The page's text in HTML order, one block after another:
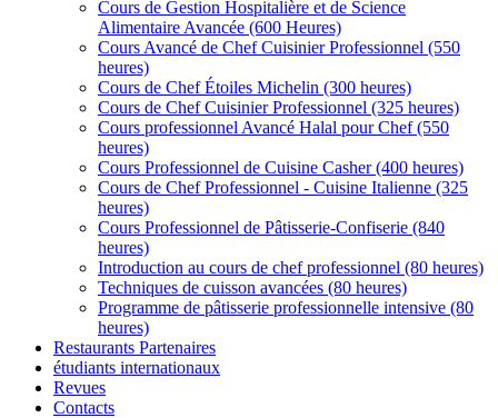
Cours de Gestion Hospitalière et de Science
Alimentaire Avancée (600 Heures)
Cours Avancé de Chef Cuisinier Professionnel (550
heures)
Cours de Chef Étoiles Michelin (300 heures)
Cours de Chef Cuisinier Professionnel (325 heures)
Cours professionnel Avancé Halal pour Chef (550
heures)
Cours Professionnel de Cuisine Casher (400 heures)
Cours de Chef Professionnel - Cuisine Italienne (325
heures)
Cours Professionnel de Pâtisserie-Confiserie (840
heures)
Introduction au cours de chef professionnel (80 heures)
Techniques de cuisson avancées (80 heures)
Programme de pâtisserie professionnelle intensive (80
heures)
Restaurants Partenaires
étudiants internationaux
Revues
Contacts